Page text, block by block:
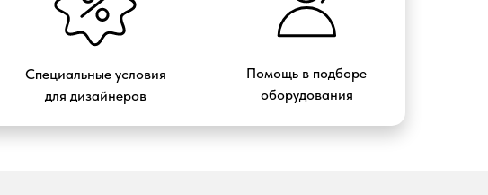
Специальные условия
для дизайнеров
Помощь в подборе
оборудования